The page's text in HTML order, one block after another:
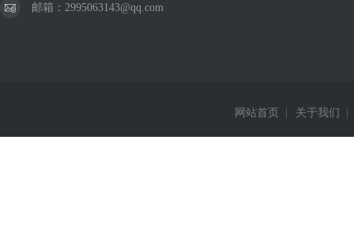
邮箱：2995063143@qq.com
网站首页 关于我们